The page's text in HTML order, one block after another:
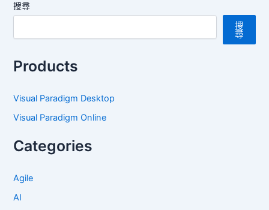
搜尋
搜
尋
Products
Visual Paradigm Desktop
Visual Paradigm Online
Categories
Agile
AI